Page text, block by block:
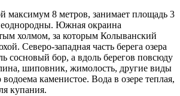
максимум 8 метров, занимает площадь 3
Южная окраина
холмом, за которым Колыванский
Северо-западная часть берега озера
сосновый бор, а вдоль берегов повсюду
шиповник, жимолость, другие виды
каменистое. Вода в озере теплая,
купания.